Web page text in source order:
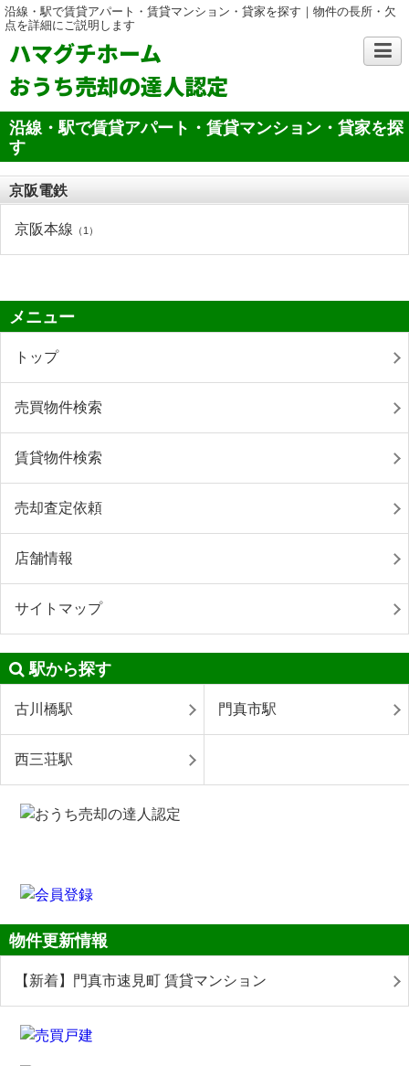
沿線・駅で賃貸アパート・賃貸マンション・貸家を探す｜物件の長所・欠
点を詳細にご説明します
ハマグチホーム
おうち売却の達人認定
沿線・駅で賃貸アパート・賃貸マンション・貸家を探
す
京阪電鉄
京阪本線 （1）
メニュー
トップ
売買物件検索
賃貸物件検索
売却査定依頼
店舗情報
サイトマップ
駅から探す
古川橋駅 門真市駅
西三荘駅
物件更新情報
【新着】門真市速見町 賃貸マンション